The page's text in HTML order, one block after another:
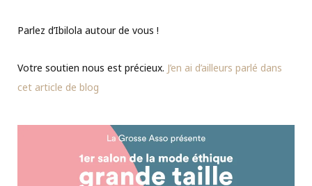
Parlez d’Ibilola autour de vous !
Votre soutien nous est précieux. J’en ai d’ailleurs parlé dans
cet article de blog